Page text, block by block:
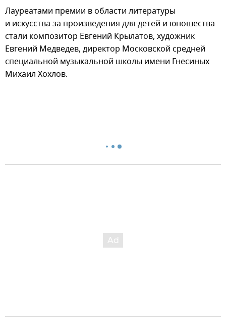
Лауреатами премии в области литературы
и искусства за произведения для детей и юношества
стали композитор Евгений Крылатов, художник
Евгений Медведев, директор Московской средней
специальной музыкальной школы имени Гнесиных
Михаил Хохлов.